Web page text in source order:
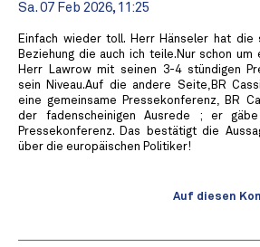
Sa. 07 Feb 2026, 11:25
Einfach wieder toll. Herr Hänseler hat die
Beziehung die auch ich teile.Nur schon um
Herr Lawrow mit seinen 3-4 stündigen
sein Niveau.Auf die andere Seite,BR
eine gemeinsame Pressekonferenz, BR
der fadenscheinigen Ausrede ; er
Pressekonferenz. Das bestätigt die
über die europäischen Politiker!
Auf diesen